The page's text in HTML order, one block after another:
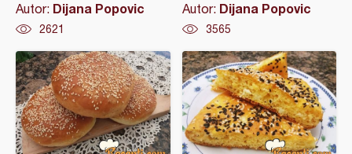
Autor: Dijana Popovic
2621
Autor: Dijana Popovic
3565